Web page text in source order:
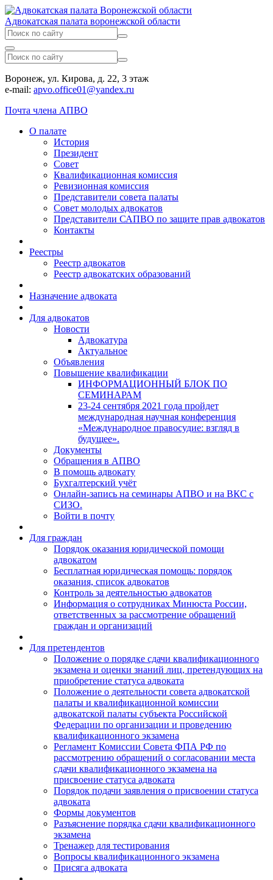
Адвокатская палата воронежской области
Воронеж, ул. Кирова, д. 22, 3 этаж
e-mail: apvo.office01@yandex.ru
Почта члена АПВО
О палате
История
Президент
Совет
Квалификационная комиссия
Ревизионная комиссия
Представители совета палаты
Совет молодых адвокатов
Представители САПВО по защите прав адвокатов
Контакты
Реестры
Реестр адвокатов
Реестр адвокатских образований
Назначение адвоката
Для адвокатов
Новости
Адвокатура
Актуальное
Объявления
Повышение квалификации
ИНФОРМАЦИОННЫЙ БЛОК ПО
СЕМИНАРАМ
23-24 сентября 2021 года пройдет
международная научная конференция
«Международное правосудие: взгляд в
будущее».
Документы
Обращения в АПВО
В помощь адвокату
Бухгалтерский учёт
Онлайн-запись на семинары АПВО и на ВКС с
СИЗО.
Войти в почту
Для граждан
Порядок оказания юридической помощи
адвокатом
Бесплатная юридическая помощь: порядок
оказания, список адвокатов
Контроль за деятельностью адвокатов
Информация о сотрудниках Минюста России,
ответственных за рассмотрение обращений
граждан и организаций
Для претендентов
Положение о порядке сдачи квалификационного
экзамена и оценки знаний лиц, претендующих на
приобретение статуса адвоката
Положение о деятельности совета адвокатской
палаты и квалификационной комиссии
адвокатской палаты субъекта Российской
Федерации по организации и проведению
квалификационного экзамена
Регламент Комиссии Совета ФПА РФ по
рассмотрению обращений о согласовании места
сдачи квалификационного экзамена на
присвоение статуса адвоката
Порядок подачи заявления о присвоении статуса
адвоката
Формы документов
Разъяснение порядка сдачи квалификационного
экзамена
Тренажер для тестирования
Вопросы квалификационного экзамена
Присяга адвоката